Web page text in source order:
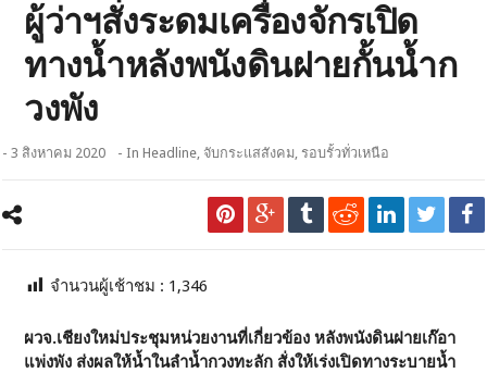
ผู้ว่าฯสั่งระดมเครื่องจักรเปิด
ทางน้ำหลังพนังดินฝายกั้นน้ำก
วงพัง
- 3 สิงหาคม 2020 - InHeadline, จับกระแสสังคม, รอบรั้วทั่วเหนือ
จำนวนผู้เช้าชม : 1,346
ผวจ.เชียงใหม่ประชุมหน่วยงานที่เกี่ยวข้อง หลังพนังดินฝายเก๊อา
แพ่งพัง ส่งผลให้น้ำในลำน้ำกวงทะลัก สั่งให้เร่งเปิดทางระบายน้ำ